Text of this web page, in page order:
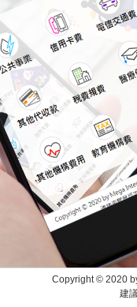
Copyright © 2020
建